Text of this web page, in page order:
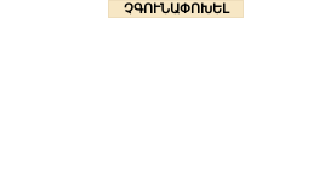
ՉԳՈՒՆԱՓՈԽԵԼ